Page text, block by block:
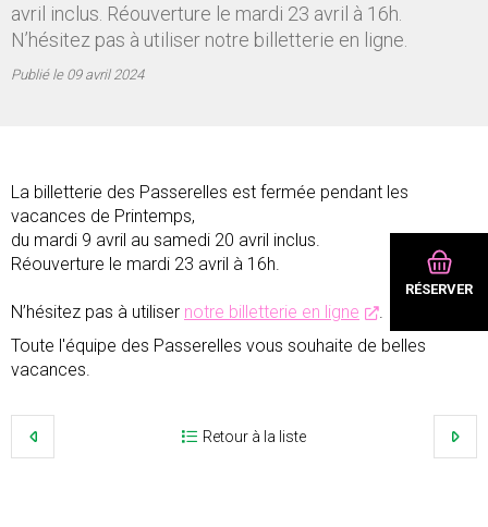
RÉSERVER
avril inclus. Réouverture le mardi 23 avril à 16h.
N’hésitez pas à utiliser notre billetterie en ligne.
Publié le09 avril 2024
La billetterie des Passerelles est fermée pendant les
vacances de Printemps,
du mardi 9 avril au samedi 20 avril inclus.
Réouverture le mardi 23 avril à 16h.
N’hésitez pas à utiliser notre billetterie en ligne
.
Toute l'équipe des Passerelles vous souhaite de belles
vacances.
Retour à la liste